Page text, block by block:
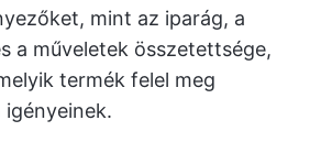
mint az iparág, a
a műveletek összetettsége,
termék felel meg
igényeinek.